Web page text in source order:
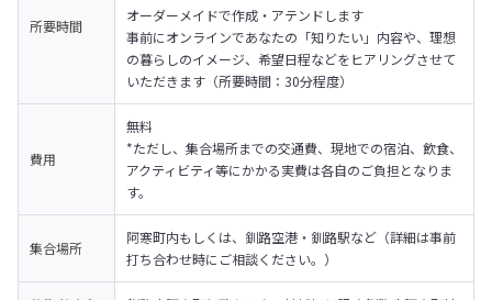
所要時間
オーダーメイドで作成・アテンドします
事前にオンラインであなたの「知りたい」内容や、理想
の暮らしのイメージ、希望日程などをヒアリングさせて
いただきます（所要時間：30分程度）
費用
無料
*ただし、集合場所までの交通費、現地での宿泊、飲食、
アクティビティ等にかかる実費は各自のご負担となりま
す。
集合場所
阿寒町内もしくは、釧路空港・釧路駅など（詳細は事前
打ち合わせ時にご相談ください。）